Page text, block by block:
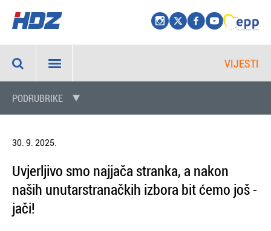
VIJESTI
PODRUBRIKE
30. 9. 2025.
Uvjerljivo smo najjača stranka, a nakon
naših unutarstranačkih izbora bit ćemo još -
jači!